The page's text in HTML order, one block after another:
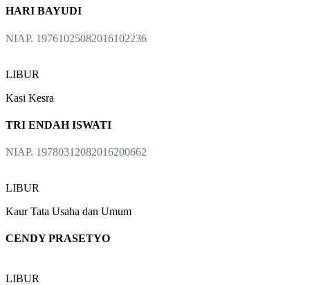
HARI BAYUDI
NIAP. 19761025082016102236
LIBUR
Kasi Kesra
TRI ENDAH ISWATI
NIAP. 19780312082016200662
LIBUR
Kaur Tata Usaha dan Umum
CENDY PRASETYO
LIBUR